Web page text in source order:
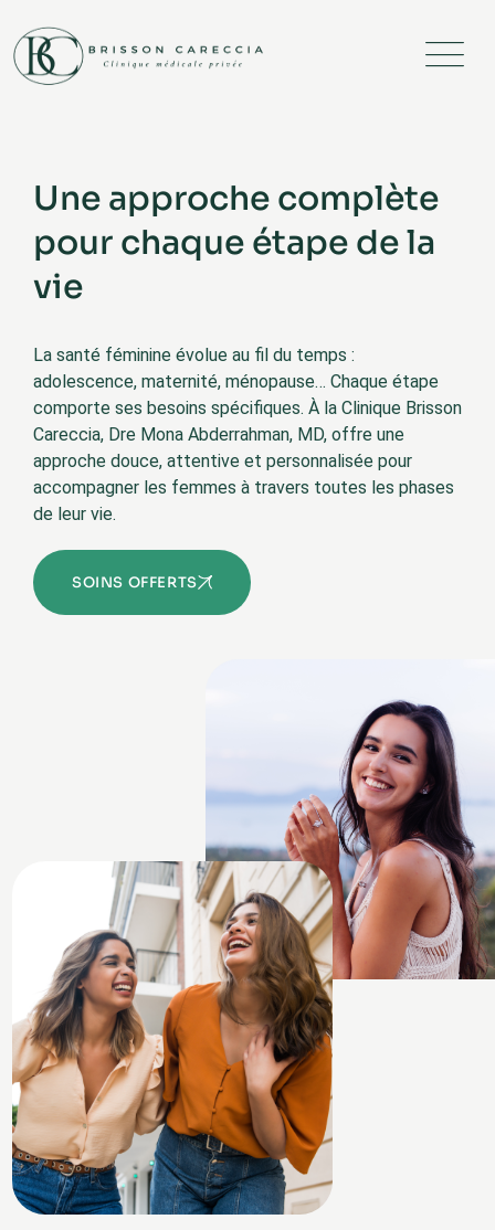
Une approche complète
pour chaque étape de la
vie
La santé féminine évolue au fil du temps :
adolescence, maternité, ménopause… Chaque étape
comporte ses besoins spécifiques. À la Clinique Brisson
Careccia, Dre Mona Abderrahman, MD, offre une
approche douce, attentive et personnalisée pour
accompagner les femmes à travers toutes les phases
de leur vie.
SOINS OFFERTS